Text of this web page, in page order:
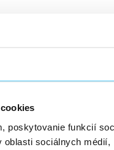
poskytovanie funkcií
oblasti sociálnych